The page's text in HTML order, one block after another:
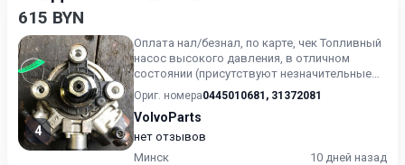
615 BYN
4
Оплата нал/безнал, по карте, чек Топливный
насос высокого давления, в отличном
состоянии (присутствуют незначительные
следы эксплуатации). Г...
Ориг. номера0445010681 , 31372081
VolvoParts
нет отзывов
Минск
10 дней назад